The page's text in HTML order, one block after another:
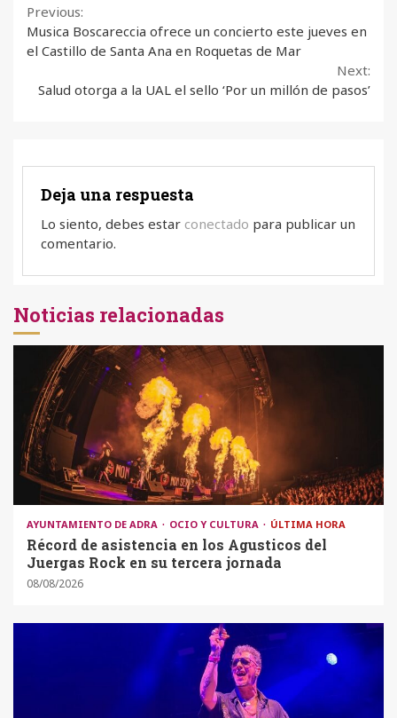
Continue
Reading
Previous:
Musica Boscareccia ofrece un concierto este jueves en
el Castillo de Santa Ana en Roquetas de Mar
Next:
Salud otorga a la UAL el sello ‘Por un millón de pasos’
Deja una respuesta
Lo siento, debes estar conectado para publicar un
comentario.
Noticias relacionadas
AYUNTAMIENTO DE ADRA OCIO Y CULTURA ÚLTIMA HORA
Récord de asistencia en los Agusticos del
Juergas Rock en su tercera jornada
08/08/2026